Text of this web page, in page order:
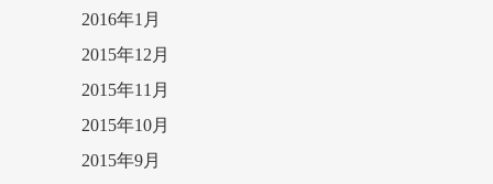
2016年1月
2015年12月
2015年11月
2015年10月
2015年9月